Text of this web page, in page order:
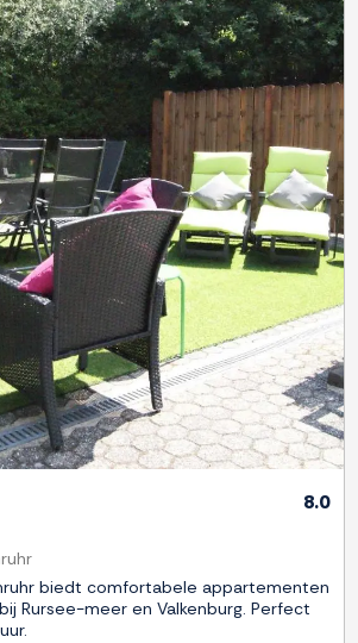
Next
8.0
biedt comfortabele appartementen
Rursee-meer en Valkenburg. Perfect